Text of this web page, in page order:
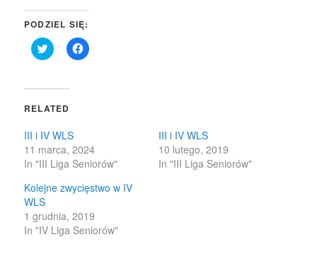
PODZIEL SIĘ:
Click
to
(Opens
new
Click
to
RELATED
III i IV WLS
11 marca, 2024
In "III Liga Seniorów"
III i IV WLS
10 lutego, 2019
In "III Liga Seniorów"
Kolejne zwycięstwo w IV
WLS
1 grudnia, 2019
In "IV Liga Seniorów"